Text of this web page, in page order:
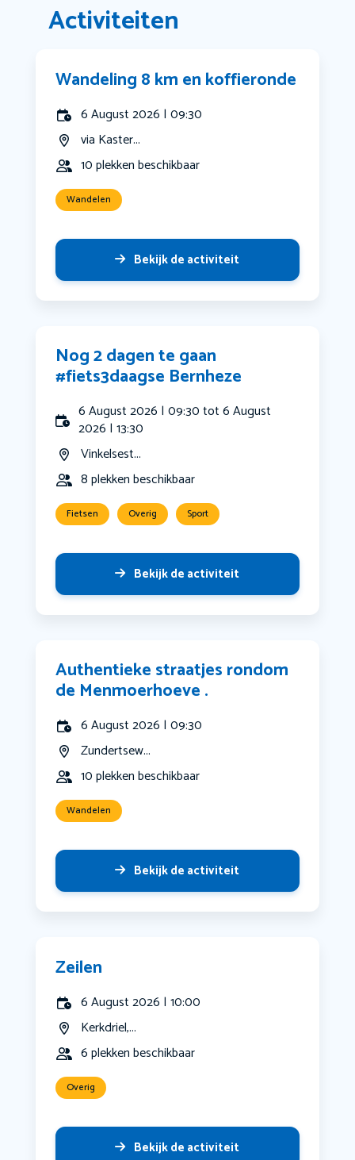
Activiteiten
Wandeling 8 km en koffieronde
6 August 2026 | 09:30
via Kaster...
10 plekken beschikbaar
Wandelen
Bekijk de activiteit
Nog 2 dagen te gaan
#fiets3daagse Bernheze
6 August 2026 | 09:30 tot 6 August
2026 | 13:30
Vinkelsest...
8 plekken beschikbaar
Fietsen Overig Sport
Bekijk de activiteit
Authentieke straatjes rondom
de Menmoerhoeve .
6 August 2026 | 09:30
Zundertsew...
10 plekken beschikbaar
Wandelen
Bekijk de activiteit
Zeilen
6 August 2026 | 10:00
Kerkdriel,...
6 plekken beschikbaar
Overig
Bekijk de activiteit